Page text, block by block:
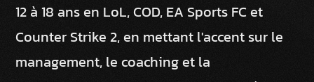
12 à 18 ans en LoL, COD, EA Sports FC et
Counter Strike 2, en mettant l'accent sur le
management, le coaching et la